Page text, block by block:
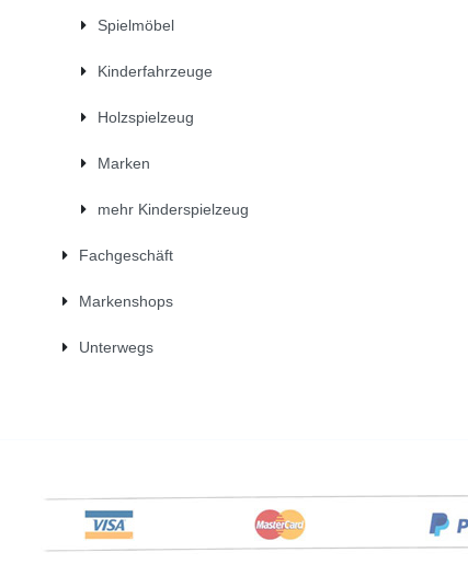
Spielmöbel
Kinderfahrzeuge
Holzspielzeug
Marken
mehr Kinderspielzeug
Fachgeschäft
Markenshops
Unterwegs